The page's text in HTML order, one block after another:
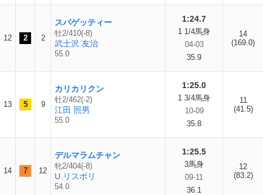
12 2 2
スパゲッティー
牡2/410(-8)
武士沢 友治
55.0
1:24.7
1 1/4馬身
04-03
35.9
14
(169.0)
13 5 9
カリカリクン
牡2/462(-2)
江田 照男
55.0
1:25.0
1 3/4馬身
10-09
35.8
11
(41.5)
14 7 12
デルマラムチャン
牝2/404(-8)
U.リスポリ
54.0
1:25.5
3馬身
09-11
36.1
12
(83.2)